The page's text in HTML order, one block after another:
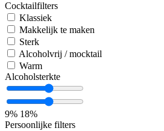
Cocktailfilters
Klassiek
Makkelijk te maken
Sterk
Alcoholvrij / mocktail
Warm
Alcoholsterkte
9% 18%
Persoonlijke filters